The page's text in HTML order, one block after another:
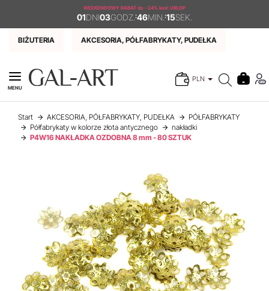
WEEKENDOWY RABAT do - 24% kod: URLOP
01DNI03GODZ. :46MIN. :14SEK.
BIŻUTERIA AKCESORIA, PÓŁFABRYKATY, PUDEŁKA
PLN
MENU
Start AKCESORIA, PÓŁFABRYKATY, PUDEŁKA
PÓŁFABRYKATY
Półfabrykaty w kolorze złota antycznego
nakładki
P4W16 NAKŁADKA OZDOBNA 8 mm - 80 SZTUK